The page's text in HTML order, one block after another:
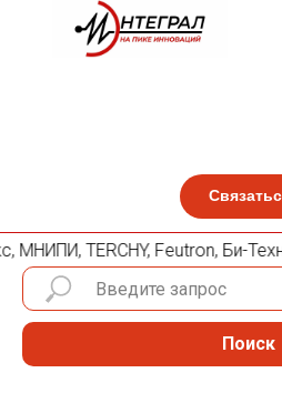
TERCHY, Feutron, Би-
Поиск